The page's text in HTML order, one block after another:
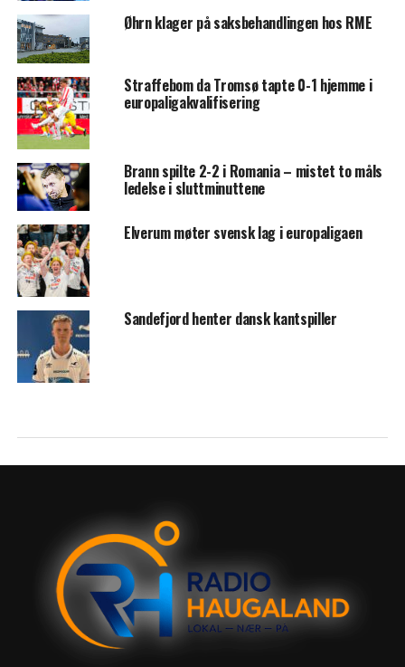
Øhrn klager på saksbehandlingen hos RME
Straffebom da Tromsø tapte 0-1 hjemme i
europaligakvalifisering
Brann spilte 2-2 i Romania – mistet to måls
ledelse i sluttminuttene
Elverum møter svensk lag i europaligaen
Sandefjord henter dansk kantspiller